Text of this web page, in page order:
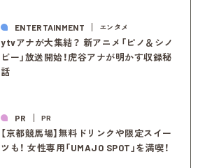
ENTERTAINMENT エンタメ
ytvアナが大集結？ 新アニメ「ピノ＆シノ
ビー」放送開始！虎谷アナが明かす収録秘
話
PR PR
【京都競馬場】無料ドリンクや限定スイー
ツも！ 女性専用「UMAJO SPOT」を満喫！